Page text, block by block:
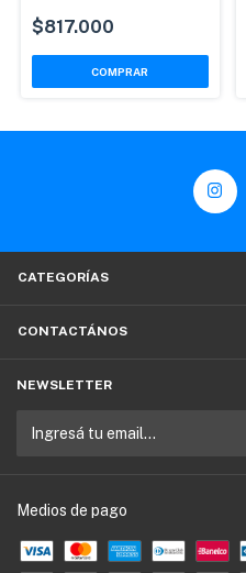
Butaca Y Soporte Pc Tv
$817.000
CATEGORÍAS
CONTACTÁNOS
NEWSLETTER
Medios de pago